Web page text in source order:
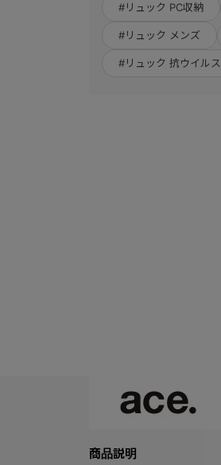
#リュック PC収納
#リュック メンズ
#リュック 抗ウイルス
商品説明